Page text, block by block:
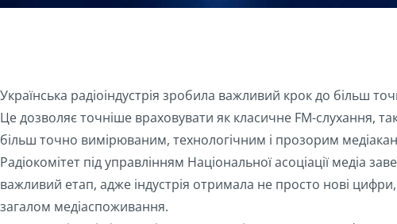
Українська радіоіндустрія зробила важливий крок до більш
Це дозволяє точніше враховувати як класичне FM-слухання,
більш точно вимірюваним, технологічним і прозорим
Радіокомітет під управлінням Національної асоціації медіа
важливий етап, адже індустрія отримала не просто нові
загалом медіаспоживання.